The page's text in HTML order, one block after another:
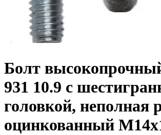
Болт
931 10.9 с
головкой, неполная
оцинкованный